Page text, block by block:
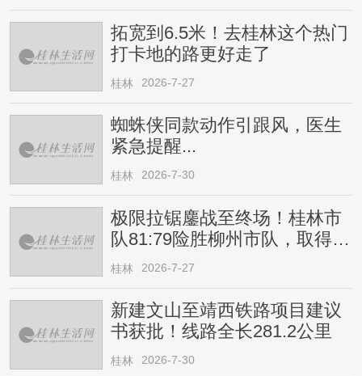
拓宽到6.5米！去桂林这个热门
打卡地的路更好走了
桂林 2026-7-27
蜘蛛侠同款动作引跟风，医生
紧急提醒...
桂林 2026-7-30
极限拉锯鏖战至终场！桂林市
队81:79险胜柳州市队，取得四
连胜
桂林 2026-7-27
新建文山至靖西铁路项目建议
书获批！线路全长281.2公里
桂林 2026-7-30